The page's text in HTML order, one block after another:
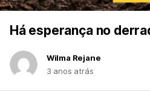
Há esperança no
Wilma Rejane
3 anos atrás